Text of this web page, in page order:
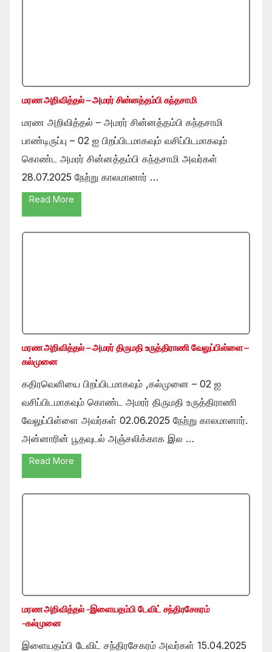
மரண அறிவித்தல் – அமரர் சின்னத்தம்பி கந்தசாமி
மரண அறிவித்தல் – அமரர் சின்னத்தம்பி கந்தசாமி
பாண்டிருப்பு – 02 ஐ பிறப்பிடமாகவும் வசிப்பிடமாகவும்
கொண்ட அமரர் சின்னத்தம்பி கந்தசாமி அவர்கள்
28.07.2025 நேற்று காலமானார் …
Read More
மரண அறிவித்தல் – அமரர் திருமதி உருத்திராணி வேலுப்பிள்ளை –
கல்முனை
கதிரவெளியை பிறப்பிடமாகவும் ,கல்முனை – 02 ஐ
வசிப்பிடமாகவும் கொண்ட அமரர் திருமதி உருத்திராணி
வேலுப்பிள்ளை அவர்கள் 02.06.2025 நேற்று காலமானார்.
அன்னாரின் பூதவுடல் அஞ்சலிக்காக இல …
Read More
மரண அறிவித்தல் -இளையதம்பி டேவிட் சந்திரசேகரம்
-கல்முனை
இளையதம்பி டேவிட் சந்திரசேகரம் அவர்கள் 15.04.2025